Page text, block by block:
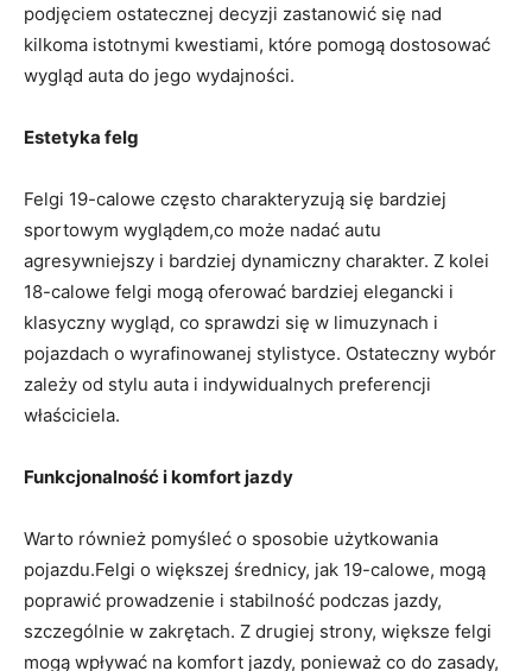
podjęciem ostatecznej decyzji zastanowić się nad
kilkoma istotnymi ‌kwestiami,‍ które pomogą⁢ dostosować⁤
wygląd auta do jego wydajności.
Estetyka⁣ felg
Felgi 19-calowe⁣ często charakteryzują się bardziej
sportowym wyglądem,co może nadać autu
agresywniejszy i bardziej dynamiczny⁢ charakter. Z kolei
18-calowe felgi mogą oferować bardziej elegancki i⁣
klasyczny wygląd, co sprawdzi się w limuzynach i
pojazdach‍ o wyrafinowanej stylistyce. Ostateczny ​wybór
zależy od stylu auta i⁣ indywidualnych preferencji⁢
właściciela.
Funkcjonalność i komfort jazdy
Warto również ⁣pomyśleć⁣ o sposobie użytkowania
pojazdu.Felgi ⁤o większej średnicy, jak 19-calowe, mogą
poprawić prowadzenie i stabilność podczas jazdy,
szczególnie w​ zakrętach. ⁤Z drugiej strony,⁢ większe felgi
mogą wpływać na komfort jazdy, ponieważ co do zasady,